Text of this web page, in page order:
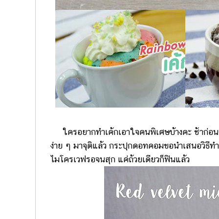
ใครอยากทำเค้กเอาใจคนพิเศษบ้างคะ ช้าก่อน
ง่าย ๆ มาจุติแล้ว กระปุกดอทคอมขอนำเสนอวิธีท
ไมโครเวฟรอจนสุก แค่ถ้วยเดียวก็ฟินแล้ว